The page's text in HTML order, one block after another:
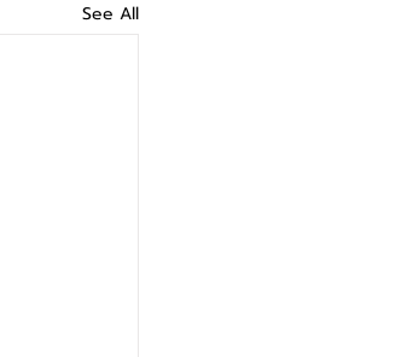
See All